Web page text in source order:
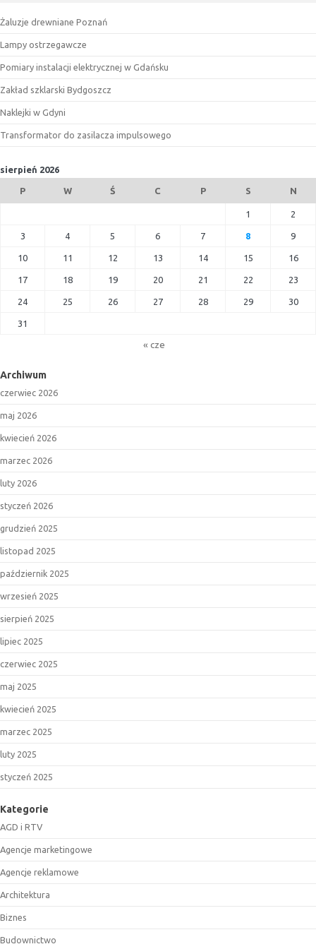
Żaluzje drewniane Poznań
Lampy ostrzegawcze
Pomiary instalacji elektrycznej w Gdańsku
Zakład szklarski Bydgoszcz
Naklejki w Gdyni
Transformator do zasilacza impulsowego
sierpień 2026
P W Ś C P S N
1 2
3 4 5 6 7 8 9
10 11 12 13 14 15 16
17 18 19 20 21 22 23
24 25 26 27 28 29 30
31
« cze
Archiwum
czerwiec 2026
maj 2026
kwiecień 2026
marzec 2026
luty 2026
styczeń 2026
grudzień 2025
listopad 2025
październik 2025
wrzesień 2025
sierpień 2025
lipiec 2025
czerwiec 2025
maj 2025
kwiecień 2025
marzec 2025
luty 2025
styczeń 2025
Kategorie
AGD i RTV
Agencje marketingowe
Agencje reklamowe
Architektura
Biznes
Budownictwo